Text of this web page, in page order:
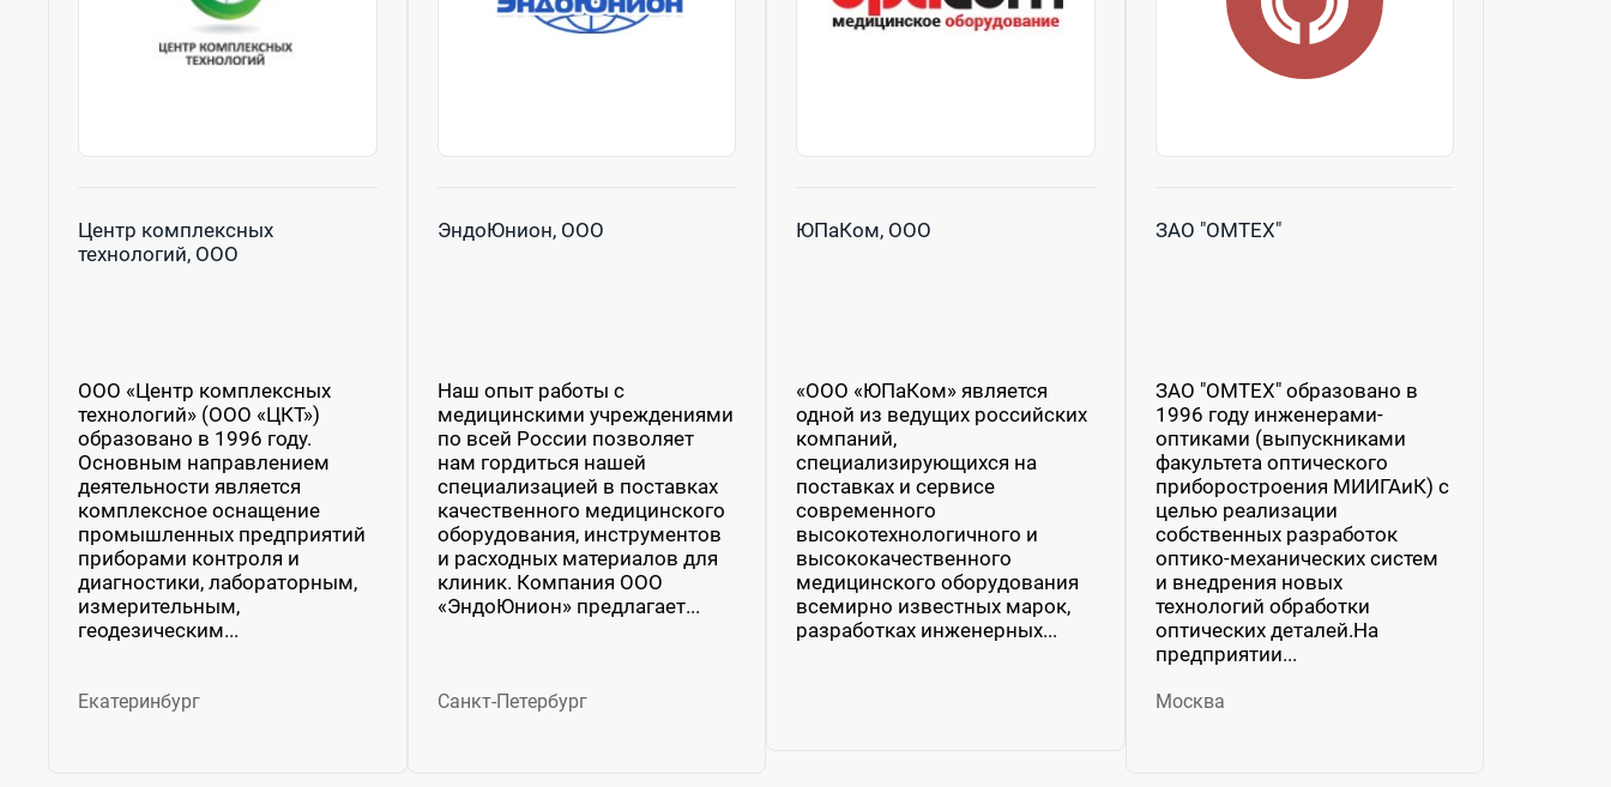
Центр комплексных
технологий, ООО
ООО «Центр комплексных
технологий» (ООО «ЦКТ»)
образовано в 1996 году.
Основным направлением
деятельности является
комплексное оснащение
промышленных предприятий
приборами контроля и
диагностики, лабораторным,
измерительным,
геодезическим...
Екатеринбург
ЭндоЮнион, ООО
Наш опыт работы с
медицинскими учреждениями
по всей России позволяет
нам гордиться нашей
специализацией в поставках
качественного медицинского
оборудования, инструментов
и расходных материалов для
клиник. Компания ООО
«ЭндоЮнион» предлагает...
Санкт-Петербург
ЮПаКом, ООО
«ООО «ЮПаКом» является
одной из ведущих российских
компаний,
специализирующихся на
поставках и сервисе
современного
высокотехнологичного и
высококачественного
медицинского оборудования
всемирно известных марок,
разработках инженерных...
ЗАО "ОМТЕХ"
ЗАО "ОМТЕХ" образовано в
1996 году инженерами-
оптиками (выпускниками
факультета оптического
приборостроения МИИГАиК) с
целью реализации
собственных разработок
оптико-механических систем
и внедрения новых
технологий обработки
оптических деталей.На
предприятии...
Москва